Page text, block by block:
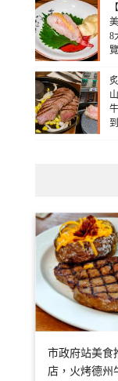
8
市政府站美食
店，火烤德州